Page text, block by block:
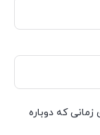
که دوباره